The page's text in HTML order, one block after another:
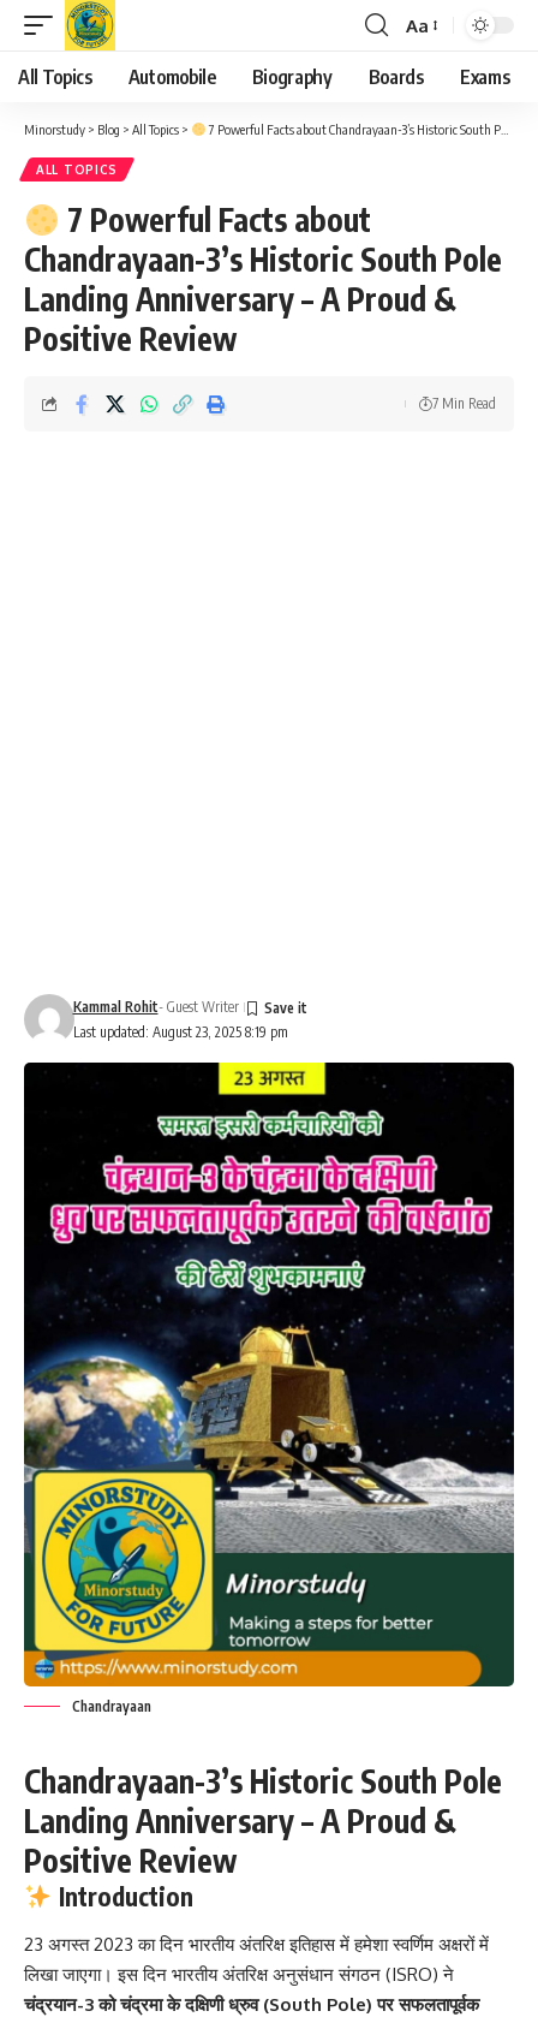
Font
Resizer
Aa
All Topics Automobile Biography Boards Exams
Minorstudy > Blog > All Topics > 7 Powerful Facts about Chandrayaan-3’s Historic South Pole Landing Anniversary – A Proud & Positive Review
ALL TOPICS
7 Powerful Facts about
Chandrayaan-3’s Historic South Pole
Landing Anniversary – A Proud &
Positive Review
Last updated: August 23, 2025 8:19 pm
Kammal Rohit- Guest Writer
7 Min Read
Chandrayaan
Chandrayaan-3’s Historic South Pole
Landing Anniversary – A Proud &
Positive Review
Introduction
23 अगस्त 2023 का दिन भारतीय अंतरिक्ष इतिहास में हमेशा स्वर्णिम अक्षरों में
लिखा जाएगा। इस दिन भारतीय अंतरिक्ष अनुसंधान संगठन (ISRO) ने
चंद्रयान-3 को चंद्रमा के दक्षिणी ध्रुव (South Pole) पर सफलतापूर्वक